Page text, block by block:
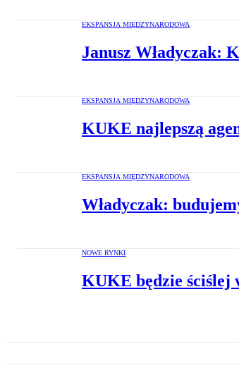
EKSPANSJA MIĘDZYNARODOWA
Janusz Władyczak:
EKSPANSJA MIĘDZYNARODOWA
KUKE najlepszą
EKSPANSJA MIĘDZYNARODOWA
Władyczak:
NOWE RYNKI
KUKE będzie ściślej